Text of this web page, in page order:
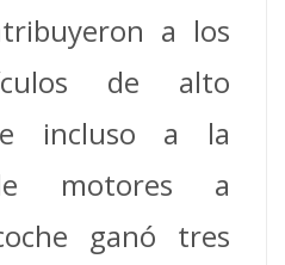
a los
de alto
incluso a la
motores a
ganó tres